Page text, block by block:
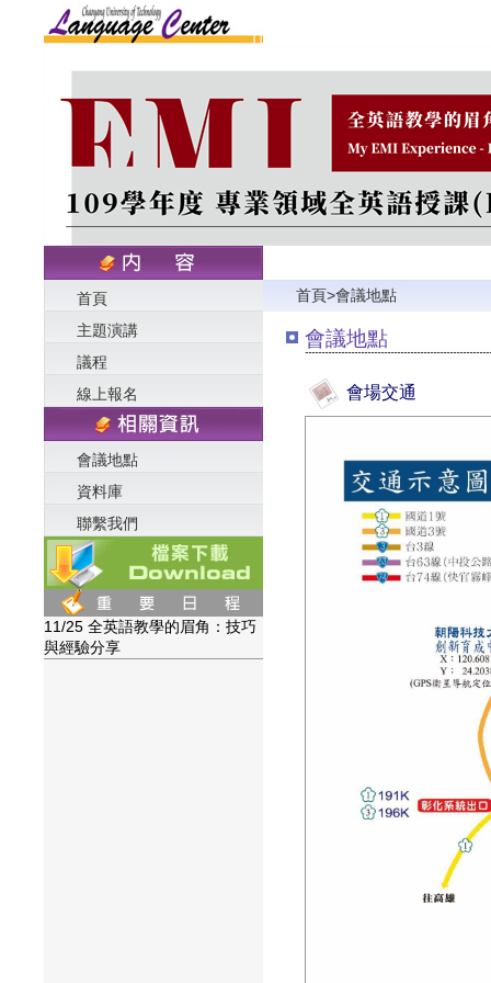
首頁
主題演講
議程
線上報名
會議地點
資料庫
聯繫我們
11/25 全英語教學的眉角：技巧
與經驗分享
首頁>會議地點
會議地點
會場交通